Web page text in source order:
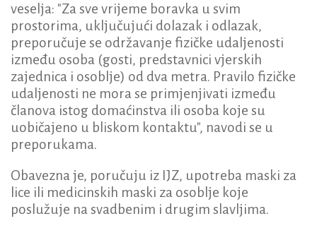
veselja: "Za sve vrijeme boravka u svim
prostorima, uključujući dolazak i odlazak,
preporučuje se održavanje fizičke udaljenosti
između osoba (gosti, predstavnici vjerskih
zajednica i osoblje) od dva metra. Pravilo fizičke
udaljenosti ne mora se primjenjivati između
članova istog domaćinstva ili osoba koje su
uobičajeno u bliskom kontaktu", navodi se u
preporukama.
Obavezna je, poručuju iz IJZ, upotreba maski za
lice ili medicinskih maski za osoblje koje
poslužuje na svadbenim i drugim slavljima.